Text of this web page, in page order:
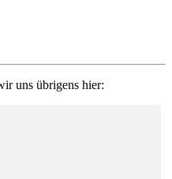
uns übrigens hier: